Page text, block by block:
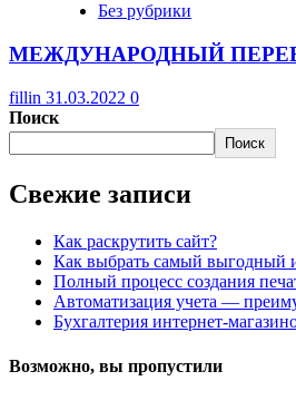
Без рубрики
МЕЖДУНАРОДНЫЙ
fillin 31.03.2022 0
Поиск
Поиск
Свежие записи
Как раскрутить сайт?
Как выбрать самый выгодный
Полный процесс создания
Автоматизация учета —
Бухгалтерия интернет-
Возможно, вы пропустили